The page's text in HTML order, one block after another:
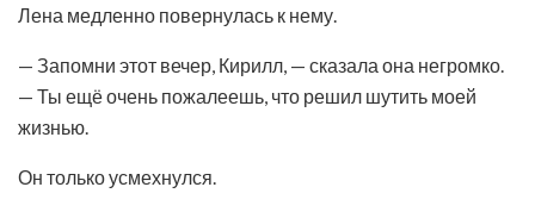
Лена медленно повернулась к нему.
— Запомни этот вечер, Кирилл, — сказала она негромко.
— Ты ещё очень пожалеешь, что решил шутить моей
жизнью.
Он только усмехнулся.